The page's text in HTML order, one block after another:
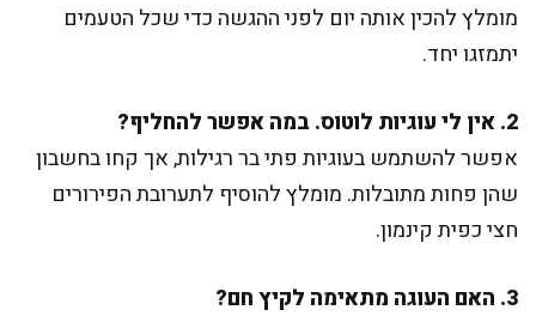
מומלץ להכין אותה יום לפני ההגשה כדי שכל הטעמים
יתמזגו יחד.
2. אין לי עוגיות לוטוס. במה אפשר להחליף?
אפשר להשתמש בעוגיות פתי בר רגילות, אך קחו בחשבון
שהן פחות מתובלות. מומלץ להוסיף לתערובת הפירורים
חצי כפית קינמון.
3. האם העוגה מתאימה לקיץ חם?